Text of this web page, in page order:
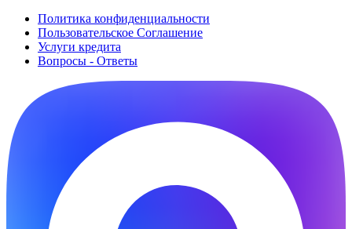
Политика конфиденциальности
Пользовательское Cоглашение
Услуги кредита
Вопросы - Ответы